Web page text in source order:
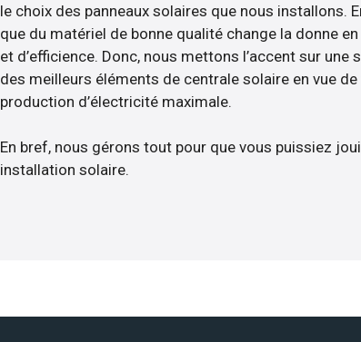
le choix des panneaux solaires que nous installons.
que du matériel de bonne qualité change la donne
et d’efficience. Donc, nous mettons l’accent sur une
des meilleurs éléments de centrale solaire en vue
production d’électricité maximale.
En bref, nous gérons tout pour que vous puissiez
installation solaire.